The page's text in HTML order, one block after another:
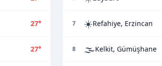
27°
27°
7 ☀️Refahiye, Erzincan
8 🌫️Kelkit, Gümüşhane